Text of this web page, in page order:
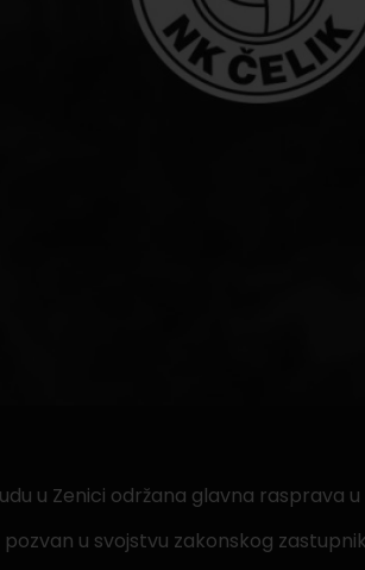
u Zenici održana glavna rasprava
u svojstvu zakonskog